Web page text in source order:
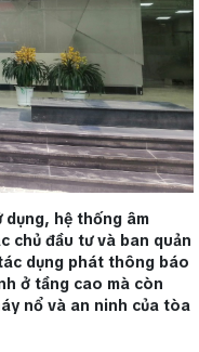
hệ thống âm
chủ đầu tư và ban quản
dụng phát thông báo
ở tầng cao mà còn
nổ và an ninh của tòa